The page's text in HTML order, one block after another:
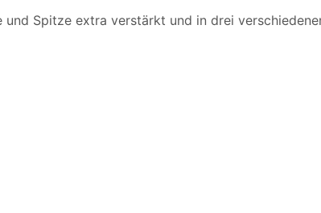
Spitze extra verstärkt und in drei